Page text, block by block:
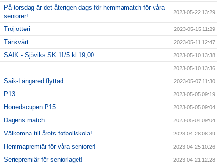
På torsdag är det återigen dags för hemmamatch för våra
seniorer!
2023-05-22 13:29
Tröjlotteri 2023-05-15 11:29
Tänkvärt 2023-05-11 12:47
SAIK - Sjöviks SK 11/5 kl 19,00 2023-05-10 13:38
2023-05-10 13:36
Saik-Långared flyttad 2023-05-07 11:30
P13 2023-05-05 09:19
Horredscupen P15 2023-05-05 09:04
Dagens match 2023-05-04 09:04
Välkomna till årets fotbollskola! 2023-04-28 08:39
Hemmapremiär för våra seniorer! 2023-04-25 10:26
Seriepremiär för seniorlaget! 2023-04-21 12:28